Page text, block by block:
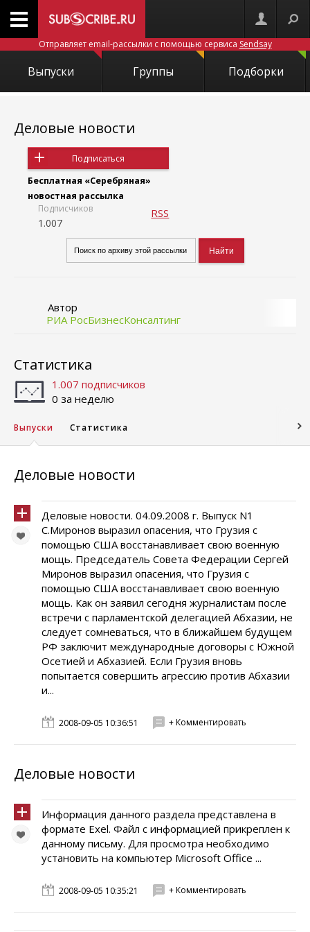
Отправляет email-рассылки с помощью сервиса Sendsay
Выпуски Группы Подборки
Деловые новости
Подписаться
Бесплатная «Серебряная»
новостная рассылка
Подписчиков
1.007
RSS
Автор
РИА РосБизнесКонсалтинг
Статистика
1.007 подписчиков
0 за неделю
Выпуски Статистика
Деловые новости
Деловые новости. 04.09.2008 г. Выпуск N1
С.Миронов выразил опасения, что Грузия с
помощью США восстанавливает свою военную
мощь. Председатель Совета Федерации Сергей
Миронов выразил опасения, что Грузия с
помощью США восстанавливает свою военную
мощь. Как он заявил сегодня журналистам после
встречи с парламентской делегацией Абхазии, не
следует сомневаться, что в ближайшем будущем
РФ заключит международные договоры с Южной
Осетией и Абхазией. Если Грузия вновь
попытается совершить агрессию против Абхазии
и...
2008-09-05 10:36:51 + Комментировать
Деловые новости
Информация данного раздела представлена в
формате Exel. Файл с информацией прикреплен к
данному письму. Для просмотра необходимо
установить на компьютер Microsoft Office ...
2008-09-05 10:35:21 + Комментировать